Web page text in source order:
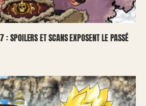
: SPOILERS ET SCANS EXPOSENT LE PASSÉ